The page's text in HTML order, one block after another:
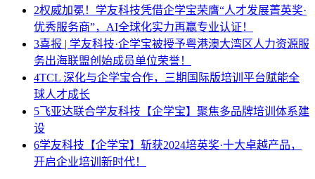
2权威加冕！学友科技凭借企学宝荣膺“人才发展菁英奖·
优秀服务商”，AI全球化实力再赢专业认证！
3喜报 | 学友科技·企学宝被授予粤港澳大湾区人力资源服
务出海联盟创始成员单位荣誉！
4TCL 深化与企学宝合作，三期国际版培训平台赋能全
球人才成长
5飞亚达联合学友科技【企学宝】聚焦多品牌培训体系建
设
6学友科技【企学宝】斩获2024培英奖·十大卓越产品，
开启企业培训新时代！